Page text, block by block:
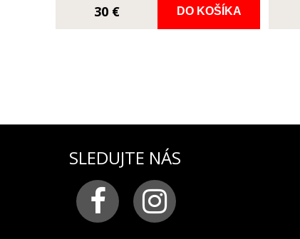
30 € DO KOŠÍKA
SLEDUJTE NÁS